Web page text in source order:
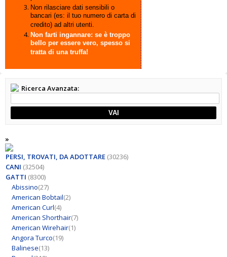
Non rilasciare dati sensibili o
bancari (es: il tuo numero di carta di
credito) ad altri utenti.
Non farti ingannare: se è troppo
bello per essere vero, spesso si
tratta di una truffa!
Ricerca Avanzata:
VAI
»
PERSI, TROVATI, DA ADOTTARE (30236)
CANI (32504)
GATTI (8300)
Abissino(27)
American Bobtail(2)
American Curl(4)
American Shorthair(7)
American Wirehair(1)
Angora Turco(19)
Balinese(13)